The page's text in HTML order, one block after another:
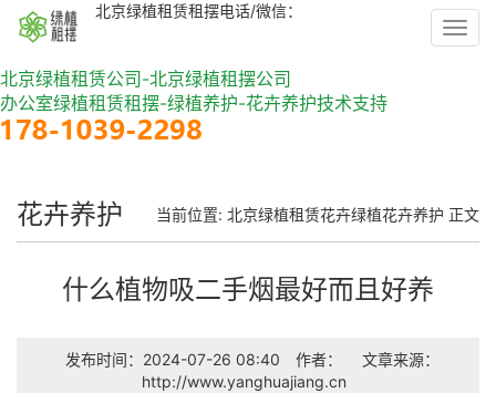
北京绿植租赁公司-北京绿植租摆公司
办公室绿植租赁租摆-绿植养护-花卉养护技术支持
北京绿植租赁租摆电话/微信：
花卉养护 当前位置: 北京绿植租赁花卉绿植花卉养护 正文
什么植物吸二手烟最好而且好养
发布时间：2024-07-26 08:40 作者：
文章来源：
http://www.yanghuajiang.cn